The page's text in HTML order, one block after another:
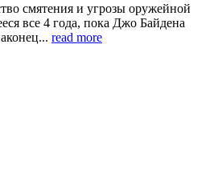
смятения и угрозы оружейной
все 4 года, пока Джо Байдена
read more